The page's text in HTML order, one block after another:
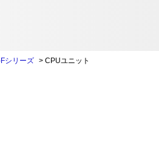
シリーズ > CPUユニット